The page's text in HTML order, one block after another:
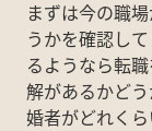
まずは今の職
うかを確認し
るようなら転
解があるかど
婚者がどれく